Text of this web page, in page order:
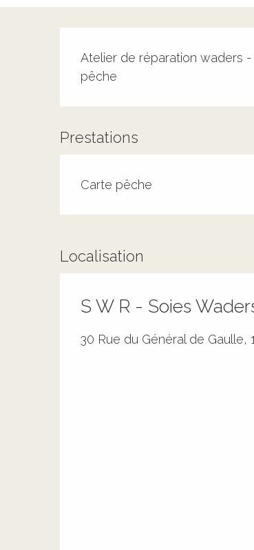
Atelier de réparation waders
pêche
Prestations
Carte pêche
Localisation
S W R - Soies
30 Rue du Général de